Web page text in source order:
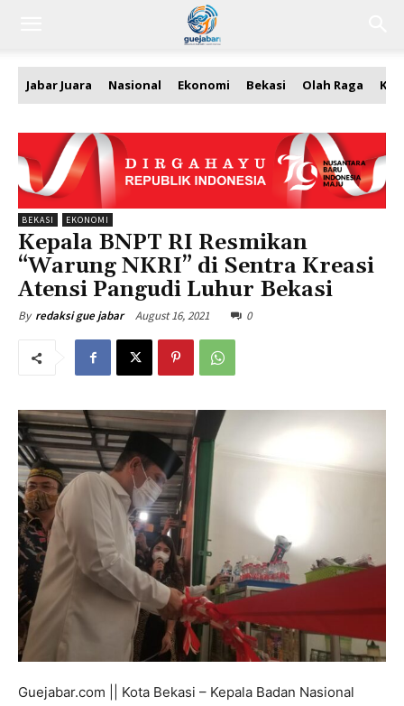
Jabar Juara Nasional Ekonomi Bekasi Olah Raga
BEKASI EKONOMI
Kepala BNPT RI Resmikan
“Warung NKRI” di Sentra Kreasi
Atensi Pangudi Luhur Bekasi
By redaksi gue jabar August 16, 2021 0
Guejabar.com || Kota Bekasi – Kepala Badan Nasional